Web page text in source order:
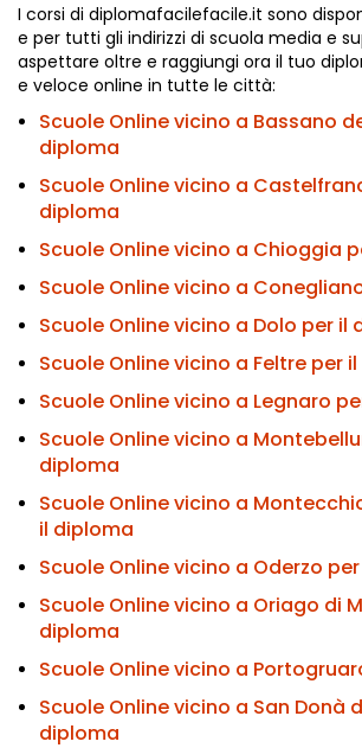
I corsi di diplomafacilefacile.it sono
e per tutti gli indirizzi di scuola media e
aspettare oltre e raggiungi ora il tuo
e veloce online in tutte le città:
Scuole Online vicino a Bassano
diploma
Scuole Online vicino a
diploma
Scuole Online vicino a Chioggia
Scuole Online vicino a
Scuole Online vicino a Dolo per il
Scuole Online vicino a Feltre per
Scuole Online vicino a Legnaro
Scuole Online vicino a
diploma
Scuole Online vicino a
il diploma
Scuole Online vicino a Oderzo
Scuole Online vicino a Oriago di
diploma
Scuole Online vicino a
Scuole Online vicino a San Donà
diploma